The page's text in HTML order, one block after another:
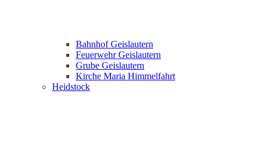
Bahnhof Geislautern
Feuerwehr Geislautern
Grube Geislautern
Kirche Maria Himmelfahrt
Heidstock